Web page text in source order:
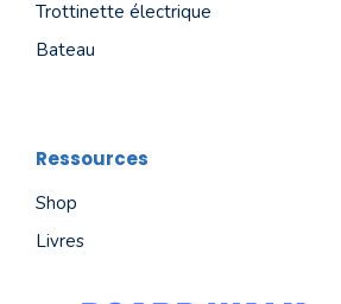
Trottinette électrique
Bateau
Ressources
Shop
Livres